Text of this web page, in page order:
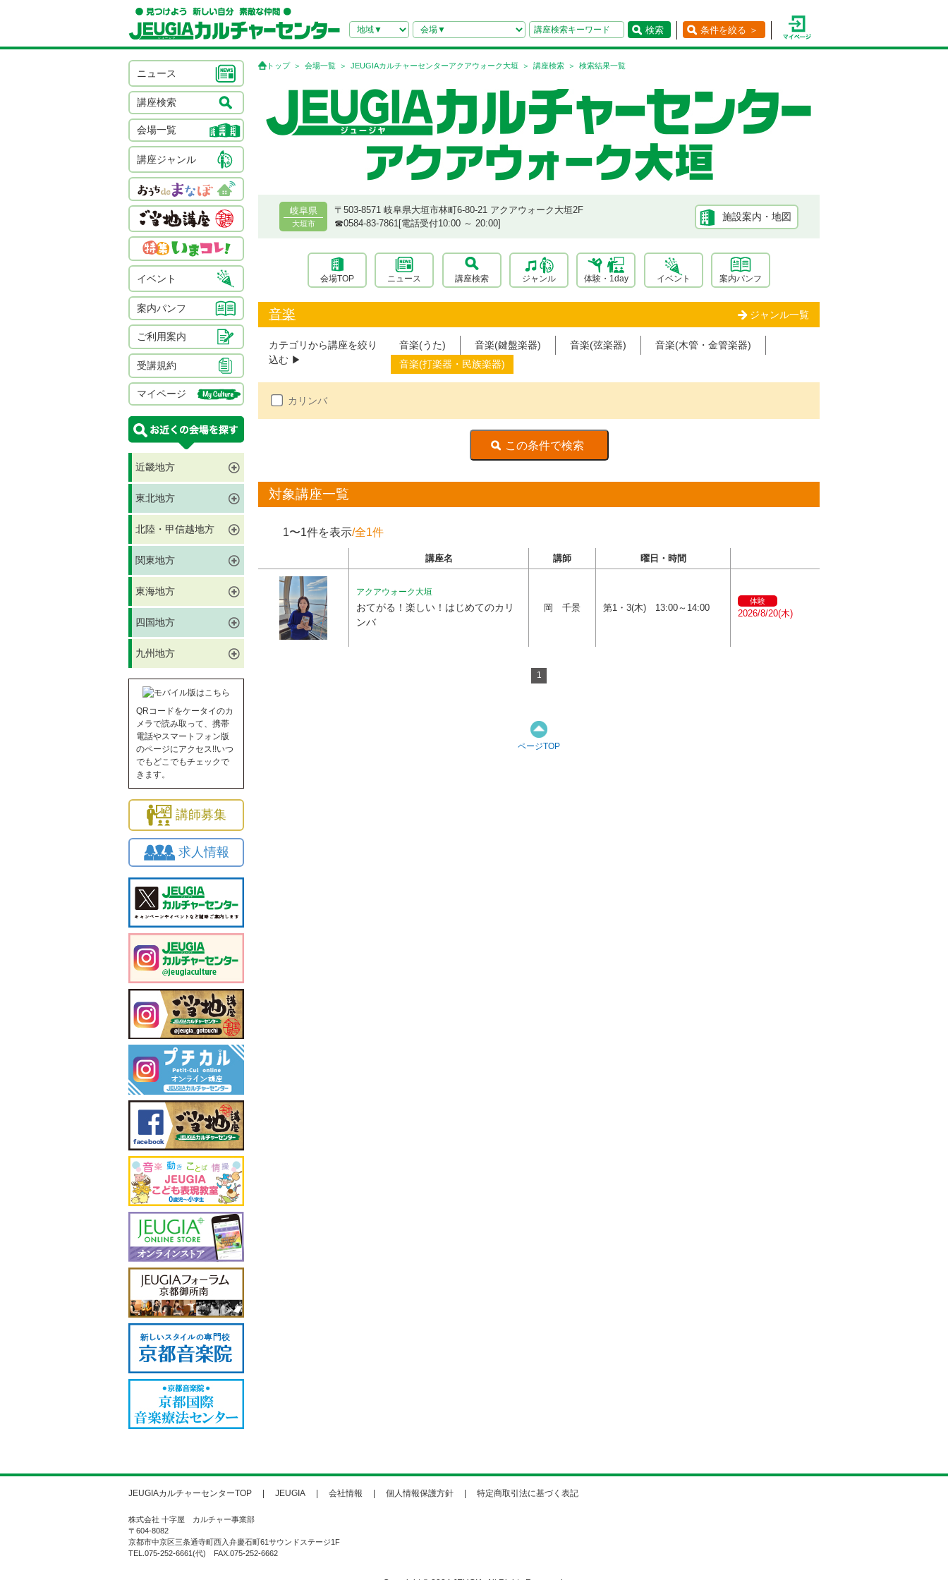
検索 条件を絞る ＞
ニュース
講座検索
会場一覧
講座ジャンル
イベント
案内パンフ
ご利用案内
受講規約
マイページ
近畿地方
東北地方
北陸・甲信越地方
関東地方
東海地方
四国地方
九州地方
QRコードをケータイのカ
メラで読み取って、携帯
電話やスマートフォン版
のページにアクセス!!いつ
でもどこでもチェックで
きます。
講師募集
求人情報
トップ 会場一覧 JEUGIAカルチャーセンターアクアウォーク大垣 講座検索 検索結果一覧
岐阜県
大垣市
〒503-8571 岐阜県大垣市林町6-80-21 アクアウォーク大垣2F
☎︎0584-83-7861[電話受付10:00 ～ 20:00]
施設案内・地図
会場TOP ニュース 講座検索 ジャンル 体験・1day イベント 案内パンフ
音楽 ジャンル一覧
カテゴリから講座を絞り
込む ▶︎
音楽(うた) 音楽(鍵盤楽器) 音楽(弦楽器)
音楽(木管・金管楽器)
音楽(打楽器・民族楽器)
カリンバ
対象講座一覧
1〜1件を表示/全1件
講座名 講師 曜日・時間
アクアウォーク大垣
おてがる！楽しい！はじめてのカリ
ンバ
岡 千景 第1・3(木) 13:00～14:00
体験
2026/8/20(木)
1
ページTOP
JEUGIAカルチャーセンターTOP JEUGIA 会社情報 個人情報保護方針 特定商取引法に基づく表記
株式会社 十字屋 カルチャー事業部
〒604-8082
京都市中京区三条通寺町西入弁慶石町61サウンドステージ1F
TEL.075-252-6661(代) FAX.075-252-6662